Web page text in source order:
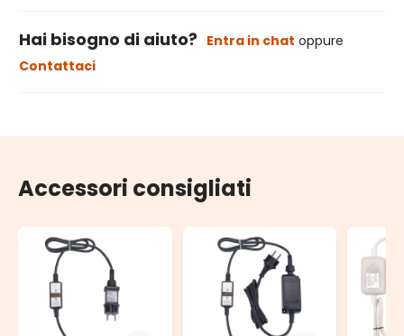
Hai bisogno di aiuto? Entra in chat oppure
Contattaci
Accessori consigliati